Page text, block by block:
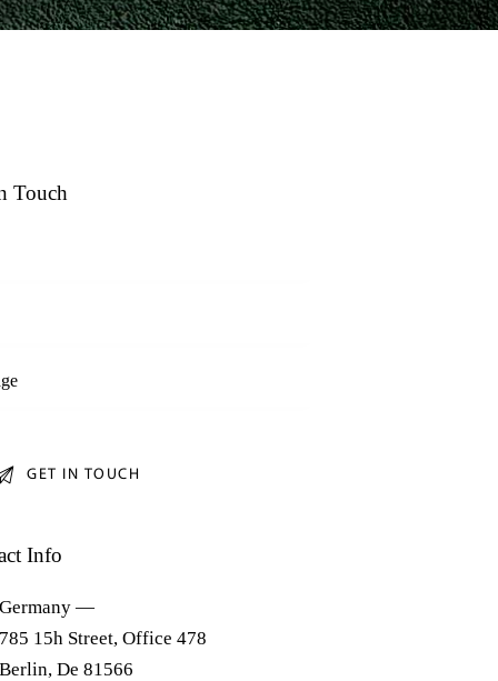
Touch
Info
Germany —
785 15h Street, Office 478
Berlin, De 81566